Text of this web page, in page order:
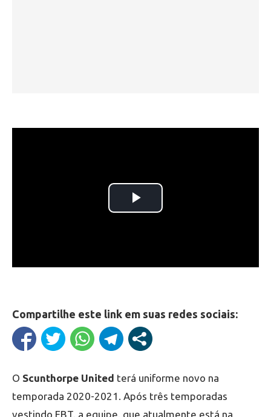
Compartilhe este link em suas redes sociais:
O Scunthorpe United terá uniforme novo na
temporada 2020-2021. Após três temporadas
vestindo FBT, a equipe, que atualmente está na